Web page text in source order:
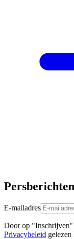
E-mailadres
Door op "Inschrijven"
Privacybeleid gelezen